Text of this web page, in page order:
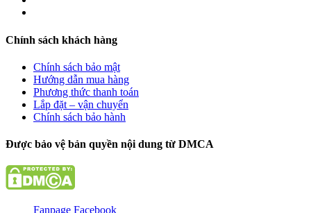
Chính sách khách hàng
Chính sách bảo mật
Hướng dẫn mua hàng
Phương thức thanh toán
Lắp đặt – vận chuyển
Chính sách bảo hành
Được bảo vệ bản quyền nội dung từ DMCA
Fanpage Facebook